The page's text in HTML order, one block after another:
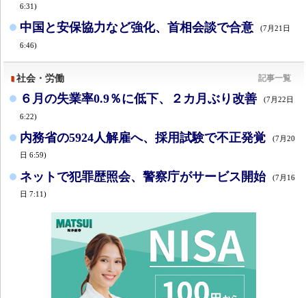
6:31)
中国と安保協力など強化、首相会談で合意 (7月21日
6:46)
社会・労働 記事一覧
６月の失業率0.9％に低下、２カ月ぶり改善 (7月22日
6:22)
内務省の5924人解雇へ、採用試験で不正発覚
(7月20
日 6:59)
ネットで犯罪歴照会、警察庁がサービス開始
(7月16
日 7:11)